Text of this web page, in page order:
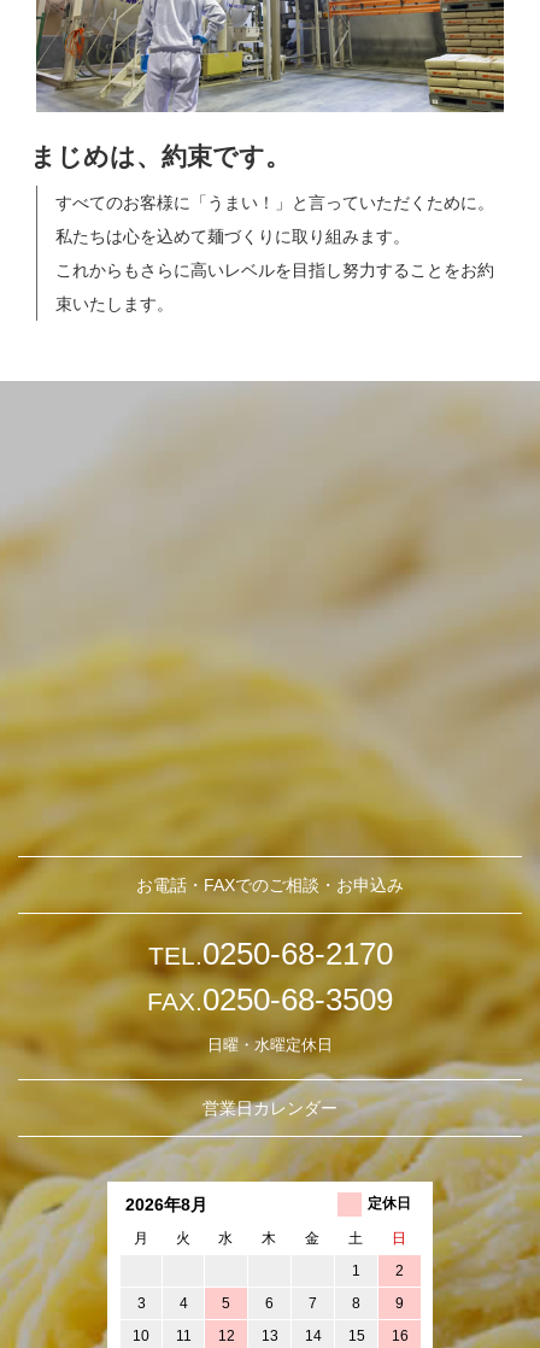
まじめは、約束です。
すべてのお客様に「うまい！」と言っていただくために。
私たちは心を込めて麺づくりに取り組みます。
これからもさらに高いレベルを目指し努力することをお約
束いたします。
お電話・FAXでのご相談・お申込み
TEL.0250-68-2170
FAX.0250-68-3509
日曜・水曜定休日
営業日カレンダー
2026年8月 定休日
月 火 水 木 金 土 日
1 2
3 4 5 6 7 8 9
10 11 12 13 14 15 16